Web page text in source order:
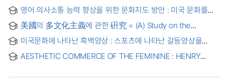
korean new deal art project based on the new deal cultural
policy in the United States
영어 의사소통 능력 향상을 위한 문화지도 방안 : 미국 문화를
중심으로 = (A) Study on the Techniques of Culture
Teaching for the improvement of English Communicative
Competence : Focusing on the American Culture
美國의 多文化主義에 관한 硏究 = (A) Study on the
미국문화에 나타난 흑백양상 : 스포츠에 나타난 갈등양상을
Culture : Focused on Athletics
AESTHETIC COMMERCE OF THE FEMININE : HENRY